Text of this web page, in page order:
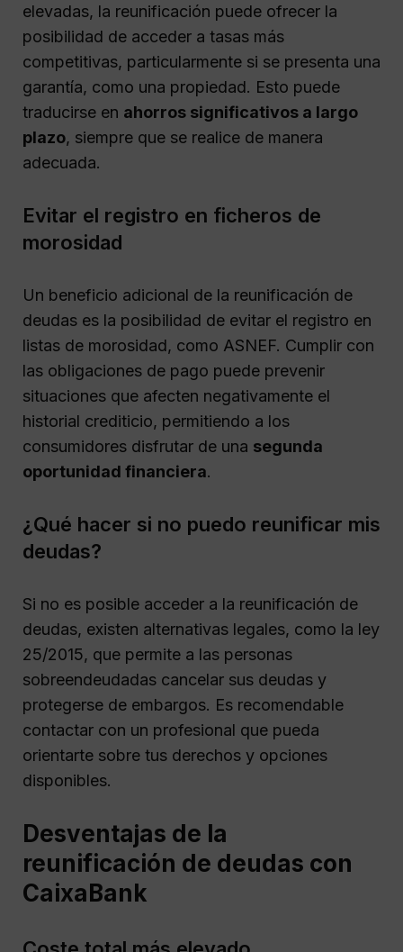
elevadas, la reunificación puede ofrecer la
posibilidad de acceder a tasas más
competitivas, particularmente si se presenta una
garantía, como una propiedad. Esto puede
traducirse en ahorros significativos a largo
plazo, siempre que se realice de manera
adecuada.
Evitar el registro en ficheros de
morosidad
Un beneficio adicional de la reunificación de
deudas es la posibilidad de evitar el registro en
listas de morosidad, como ASNEF. Cumplir con
las obligaciones de pago puede prevenir
situaciones que afecten negativamente el
historial crediticio, permitiendo a los
consumidores disfrutar de una segunda
oportunidad financiera.
¿Qué hacer si no puedo reunificar mis
deudas?
Si no es posible acceder a la reunificación de
deudas, existen alternativas legales, como la ley
25/2015, que permite a las personas
sobreendeudadas cancelar sus deudas y
protegerse de embargos. Es recomendable
contactar con un profesional que pueda
orientarte sobre tus derechos y opciones
disponibles.
Desventajas de la
reunificación de deudas con
CaixaBank